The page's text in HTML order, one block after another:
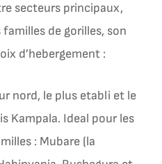
secteurs principaux,
de gorilles, son
d’hebergement :
nord, le plus etabli et le
Kampala. Ideal pour les
: Mubare (la